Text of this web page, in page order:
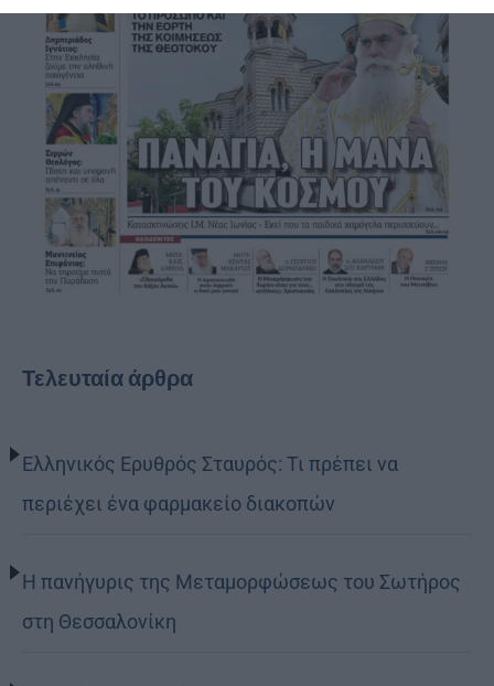
Τελευταία άρθρα
Ελληνικός Ερυθρός Σταυρός: Τι πρέπει να
περιέχει ένα φαρμακείο διακοπών
Η πανήγυρις της Μεταμορφώσεως του Σωτήρος
στη Θεσσαλονίκη